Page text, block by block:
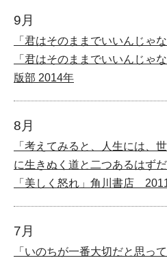
9月
「君はそのままでいいんじゃ
「君はそのままでいいんじゃ
版部 2014年
8月
「考えてみると、人生には、
に生きぬく道と二つあるはず
「美しく怒れ」角川書店
7月
「いのちが一番大切だと思っ